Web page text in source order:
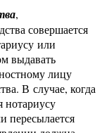
,
совершается
или
выдавать
лицу
В случае, когда
нотариусу
пересылается